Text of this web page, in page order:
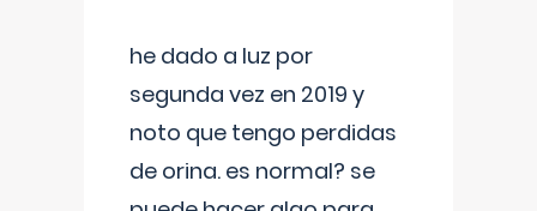
he dado a luz por
segunda vez en 2019 y
noto que tengo perdidas
de orina. es normal? se